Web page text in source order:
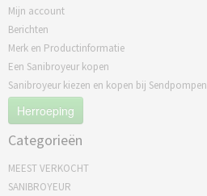
Mijn account
Berichten
Merk en Productinformatie
Een Sanibroyeur kopen
Sanibroyeur kiezen en kopen bij Sendpompen
Herroeping
Categorieën
MEEST VERKOCHT
SANIBROYEUR